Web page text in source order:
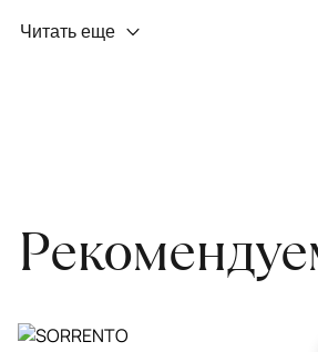
Профилактика износа
Читать еще